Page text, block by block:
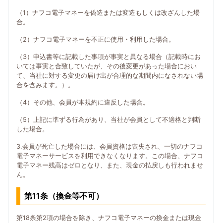
（1）ナフコ電子マネーを偽造または変造もしくは改ざんした場
合。
（2）ナフコ電子マネーを不正に使用・利用した場合。
（3）申込書等に記載した事項が事実と異なる場合（記載時にお
いては事実と合致していたが、その後変更があった場合におい
て、当社に対する変更の届け出が合理的な期間内になされない場
合を含みます。）。
（4）その他、会員が本規約に違反した場合。
（5）上記に準ずる行為があり、当社が会員として不適格と判断
した場合。
3.会員が死亡した場合には、会員資格は喪失され、一切のナフコ
電子マネーサービスを利用できなくなります。この場合、ナフコ
電子マネー残高はゼロとなり、また、現金の払戻しも行われませ
ん。
第11条（換金等不可）
第18条第2項の場合を除き、ナフコ電子マネーの換金または現金